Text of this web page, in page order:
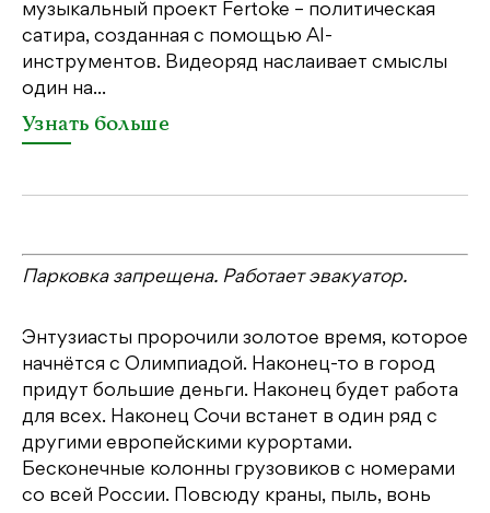
музыкальный проект Fertoke – политическая
сатира, созданная с помощью AI-
инструментов. Видеоряд наслаивает смыслы
один на...
Узнать больше
Парковка запрещена. Работает эвакуатор.
Энтузиасты пророчили золотое время, которое
начнётся с Олимпиадой. Наконец-то в город
придут большие деньги. Наконец будет работа
для всех. Наконец Сочи встанет в один ряд с
другими европейскими курортами.
Бесконечные колонны грузовиков с номерами
со всей России. Повсюду краны, пыль, вонь